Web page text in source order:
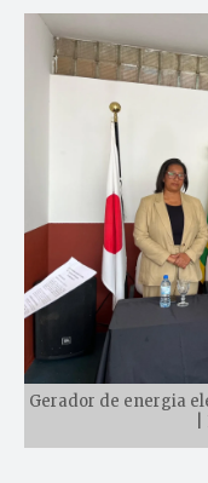
Gerador de energia